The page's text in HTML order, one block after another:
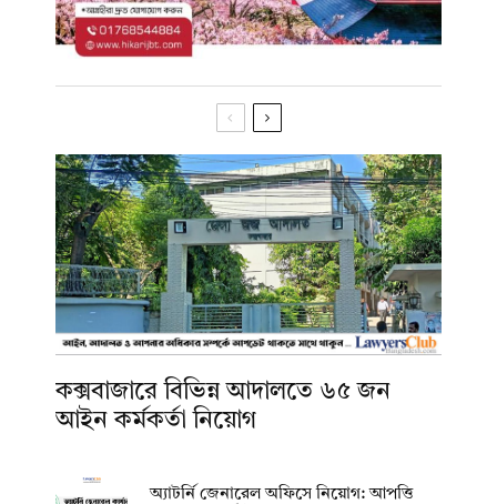
কক্সবাজারে বিভিন্ন আদালতে ৬৫ জন
আইন কর্মকর্তা নিয়োগ
অ্যাটর্নি জেনারেল অফিসে নিয়োগ: আপত্তি